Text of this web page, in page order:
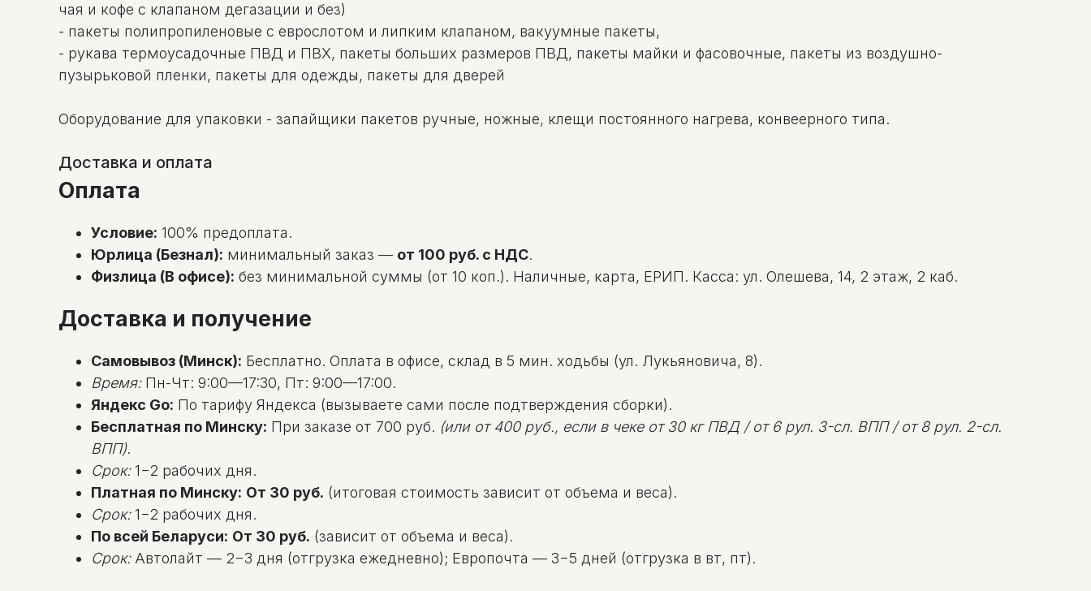
чая и кофе с клапаном дегазации и без)
- пакеты полипропиленовые с еврослотом и липким клапаном, вакуумные пакеты,
- рукава термоусадочные ПВД и ПВХ, пакеты больших размеров ПВД, пакеты майки и фасовочные, пакеты из воздушно-
пузырьковой пленки, пакеты для одежды, пакеты для дверей
Оборудование для упаковки - запайщики пакетов ручные, ножные, клещи постоянного нагрева, конвеерного типа.
Доставка и оплата
Оплата
Условие: 100% предоплата.
Юрлица (Безнал): минимальный заказ — от 100 руб. с НДС.
Физлица (В офисе): без минимальной суммы (от 10 коп.). Наличные, карта, ЕРИП. Касса: ул. Олешева, 14, 2 этаж, 2 каб.
Доставка и получение
Самовывоз (Минск): Бесплатно. Оплата в офисе, склад в 5 мин. ходьбы (ул. Лукьяновича, 8).
Время:Пн-Чт: 9:00—17:30, Пт: 9:00—17:00.
Яндекс Go: По тарифу Яндекса (вызываете сами после подтверждения сборки).
Бесплатная по Минску: При заказе от 700 руб. (или от 400 руб., если в чеке от 30 кг ПВД / от 6 рул. 3-сл. ВПП / от 8 рул. 2-сл.
ВПП).
Срок:1−2 рабочих дня.
Платная по Минску: От 30 руб. (итоговая стоимость зависит от объема и веса).
Срок:1−2 рабочих дня.
По всей Беларуси: От 30 руб. (зависит от объема и веса).
Срок:Автолайт — 2−3 дня (отгрузка ежедневно); Европочта — 3−5 дней (отгрузка в вт, пт).